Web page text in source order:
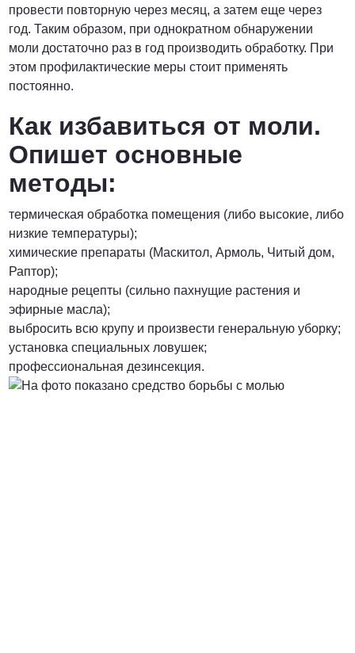
провести повторную через месяц, а затем еще через
год. Таким образом, при однократном обнаружении
моли достаточно раз в год производить обработку. При
этом профилактические меры стоит применять
постоянно.
Как избавиться от моли.
Опишет основные
методы:
термическая обработка помещения (либо высокие, либо
низкие температуры);
химические препараты (Маскитол, Армоль, Читый дом,
Раптор);
народные рецепты (сильно пахнущие растения и
эфирные масла);
выбросить всю крупу и произвести генеральную уборку;
установка специальных ловушек;
профессиональная дезинсекция.